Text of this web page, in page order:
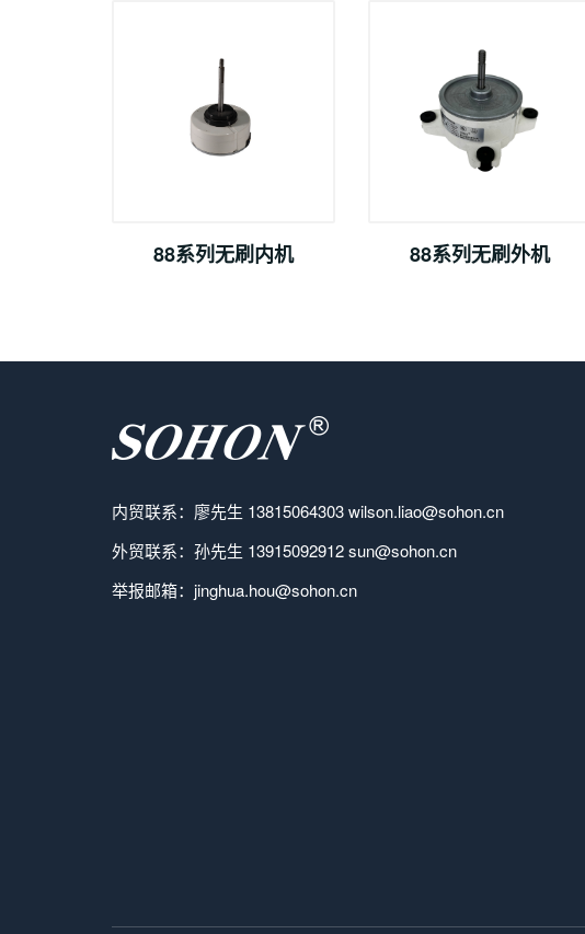
88系列无刷内机 88系列无刷外机
内贸联系：廖先生 13815064303 wilson.liao@sohon.cn
外贸联系：孙先生 13915092912 sun@sohon.cn
举报邮箱：jinghua.hou@sohon.cn